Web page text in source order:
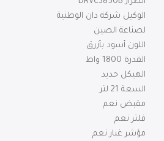
الوكيل شركة دان الوطنية
لصناعة الصين
اللون أسود بأزرق
القدرة 1800 واط
الهيكل حديد
السعة 21 لتر
مقبض نعم
فلتر نعم
مؤشر غبار نعم